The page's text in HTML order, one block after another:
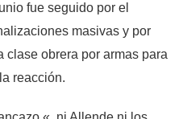
fue seguido por el
masivas y por
clase obrera por armas para
reacción.